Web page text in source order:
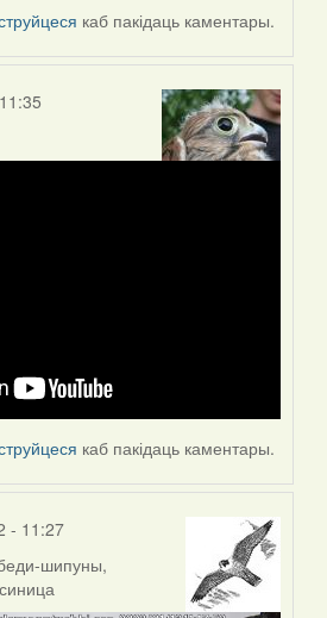
каб пакідаць каментары.
каб пакідаць каментары.
- 11:27
шипуны,